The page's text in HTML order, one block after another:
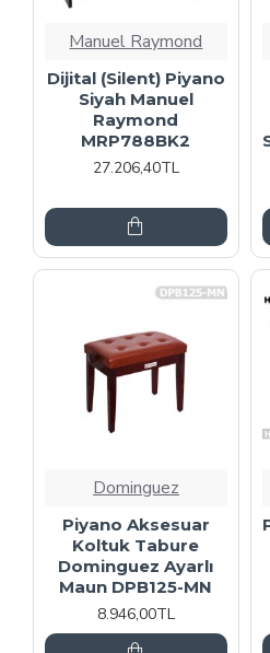
Manuel Raymond
Dijital (Silent) Piyano
Siyah Manuel
Raymond
MRP788BK2
27.206,40TL
Dominguez
Piyano Aksesuar
Koltuk Tabure
Dominguez Ayarlı
Maun DPB125-MN
8.946,00TL